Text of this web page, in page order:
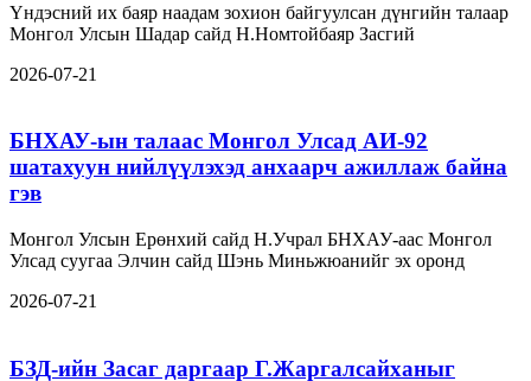
Үндэсний их баяр наадам зохион байгуулсан дүнгийн талаар
Монгол Улсын Шадар сайд Н.Номтойбаяр Засгий
2026-07-21
БНХАУ-ын талаас Монгол Улсад АИ-92
шатахуун нийлүүлэхэд анхаарч ажиллаж байна
гэв
Монгол Улсын Ерөнхий сайд Н.Учрал БНХАУ-аас Монгол
Улсад суугаа Элчин сайд Шэнь Миньжюанийг эх оронд
2026-07-21
БЗД-ийн Засаг даргаар Г.Жаргалсайханыг